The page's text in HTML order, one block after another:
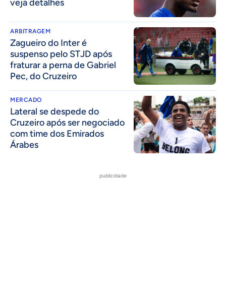
veja detalhes
ARBITRAGEM
Zagueiro do Inter é
suspenso pelo STJD após
fraturar a perna de Gabriel
Pec, do Cruzeiro
MERCADO
Lateral se despede do
Cruzeiro após ser negociado
com time dos Emirados
Árabes
publicidade